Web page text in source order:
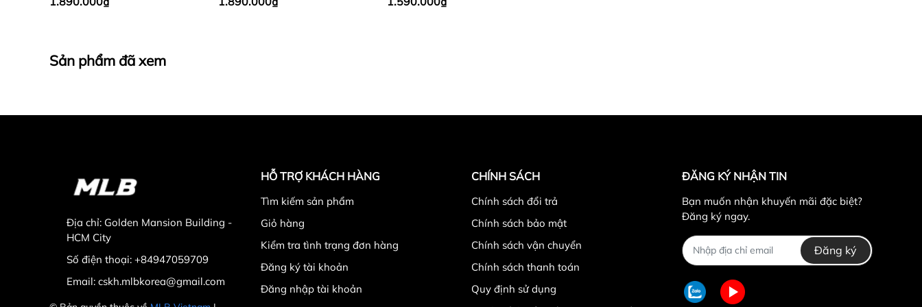
Sản phẩm đã xem
Địa chỉ: Golden Mansion Building -
HCM City
Số điện thoại: +84947059709
Email: cskh.mlbkorea@gmail.com
HỖ TRỢ KHÁCH HÀNG
Tìm kiếm sản phẩm
Giỏ hàng
Kiểm tra tình trạng đơn hàng
Đăng ký tài khoản
Đăng nhập tài khoản
CHÍNH SÁCH
Chính sách đổi trả
Chính sách bảo mật
Chính sách vận chuyển
Chính sách thanh toán
Quy định sử dụng
ĐĂNG KÝ NHẬN TIN
Bạn muốn nhận khuyến mãi đặc biệt?
Đăng ký ngay.
Đăng ký